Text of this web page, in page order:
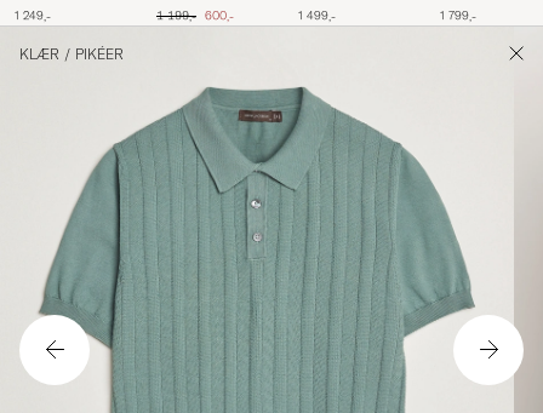
1 249,- Ordinær pris
1 199,- Nedsatt pris
600,- 1 499,- 1 799,-
KLÆR / PIKÉER